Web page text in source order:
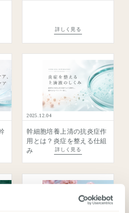
約のご案内
、窓口をお選びください。
内容をお選びいただけます。
のどちらにも対応しておりま
詳しく見る
2025.12.04
幹細胞培養上清の抗炎症作
用とは？炎症を整える仕組
み
詳しく見る